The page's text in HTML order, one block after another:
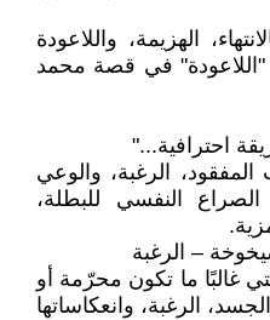
الهزيمة، واللاعودة
"اللاعودة" في قصة محمد
احترافية..."
الرغبة، والوعي
النفسي للبطلة،
– الرغبة
غالبًا ما تكون محرّمة أو
الرغبة، وانعكاساتها